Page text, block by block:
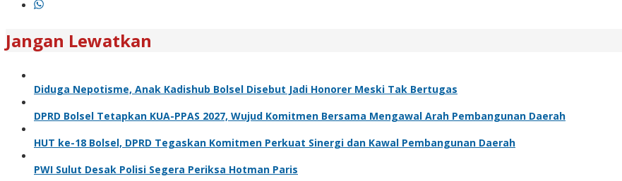
Jangan Lewatkan
Diduga Nepotisme, Anak Kadishub Bolsel Disebut Jadi Honorer Meski Tak Bertugas
DPRD Bolsel Tetapkan KUA-PPAS 2027, Wujud Komitmen Bersama Mengawal Arah Pembangunan Daerah
HUT ke-18 Bolsel, DPRD Tegaskan Komitmen Perkuat Sinergi dan Kawal Pembangunan Daerah
PWI Sulut Desak Polisi Segera Periksa Hotman Paris